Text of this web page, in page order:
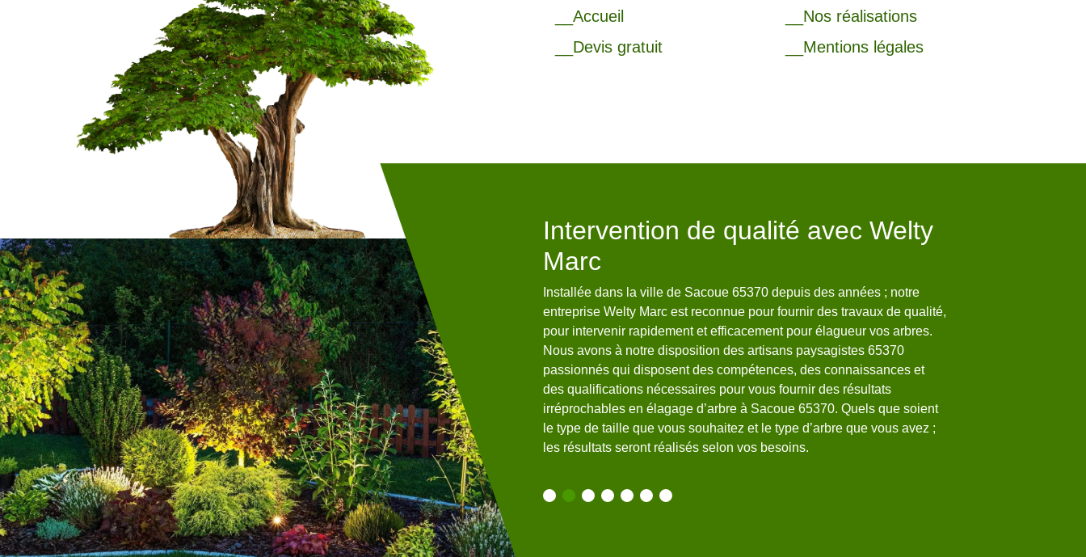
__Accueil
__Devis gratuit
__Nos réalisations
__Mentions légales
vos arbres des
arbres soient bien
à contacter notre
vos arbres. Le
piquenique), et
Marc se met à
de votre arbre.
élagage d’arbre de
Welty Marc pour tailler vos arbres
65370
En tant qu’élagueur professionnel qui est doté de plusieurs années,
notre entreprise Welty Marc sera en mesure de tailler vos arbres à
Sacoue 65370 et cela quel que soit le type d’arbre que vous avez :
feuillu, résineux, fruitier, forestiers ou autres. D’ailleurs, vous pouvez
compter sur notre entreprise Welty Marc pour tailler vos arbres avec
différentes façons, tels que : une taille de fructification, une taille de
sécurité, une taille de restructuration, une taille d’adaptation, une taille
d’entretien ou une taille d’éclaircie. Les résultats seront en accord
avec vos besoins.
Intervention de qualité avec Welty
Marc
Installée dans la ville de Sacoue 65370 depuis des années ; notre
entreprise Welty Marc est reconnue pour fournir des travaux de qualité,
pour intervenir rapidement et efficacement pour élagueur vos arbres.
Nous avons à notre disposition des artisans paysagistes 65370
passionnés qui disposent des compétences, des connaissances et
des qualifications nécessaires pour vous fournir des résultats
irréprochables en élagage d’arbre à Sacoue 65370. Quels que soient
le type de taille que vous souhaitez et le type d’arbre que vous avez ;
les résultats seront réalisés selon vos besoins.